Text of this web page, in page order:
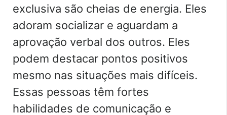
exclusiva são cheias de energia. Eles
adoram socializar e aguardam a
aprovação verbal dos outros. Eles
podem destacar pontos positivos
mesmo nas situações mais difíceis.
Essas pessoas têm fortes
habilidades de comunicação e